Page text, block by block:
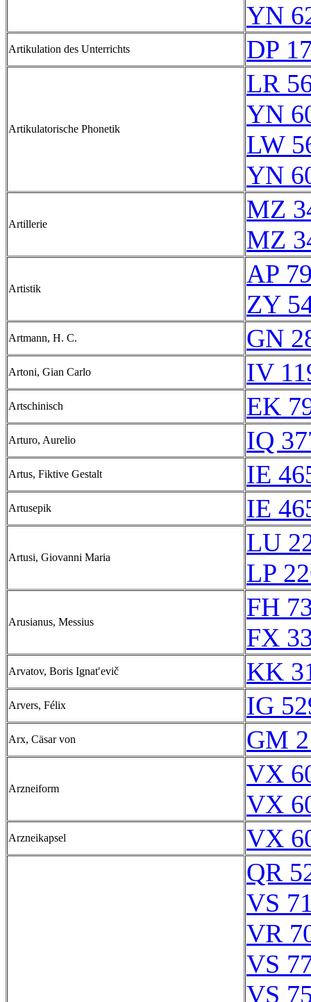
YN
Artikulation des Unterrichts DP
Artikulatorische Phonetik
LR
YN
LW
YN
Artillerie
MZ
MZ
Artistik
AP
ZY
Artmann, H. C. GN
Artoni, Gian Carlo IV
Artschinisch EK
Arturo, Aurelio IQ
Artus, Fiktive Gestalt IE
Artusepik IE
Artusi, Giovanni Maria
LU
LP
Arusianus, Messius
FH
FX
Arvatov, Boris Ignatʹevič KK
Arvers, Félix IG
Arx, Cäsar von GM
Arzneiform
VX
VX
Arzneikapsel VX
QR
VS
VR
VS
VS